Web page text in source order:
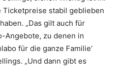
Ticketpreise stabil geblieben
„Das gilt auch für
Angebote, zu denen in
für die ganze Familie‘
„Und dann gibt es